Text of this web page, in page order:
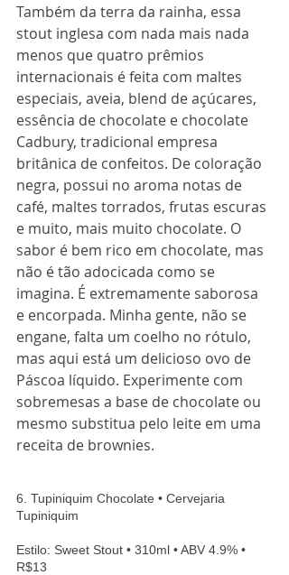
Também da terra da rainha, essa
stout inglesa com nada mais nada
menos que quatro prêmios
internacionais é feita com maltes
especiais, aveia, blend de açúcares,
essência de chocolate e chocolate
Cadbury, tradicional empresa
britânica de confeitos. De coloração
negra, possui no aroma notas de
café, maltes torrados, frutas escuras
e muito, mais muito chocolate. O
sabor é bem rico em chocolate, mas
não é tão adocicada como se
imagina. É extremamente saborosa
e encorpada. Minha gente, não se
engane, falta um coelho no rótulo,
mas aqui está um delicioso ovo de
Páscoa líquido. Experimente com
sobremesas a base de chocolate ou
mesmo substitua pelo leite em uma
receita de brownies.
6. Tupiniquim Chocolate • Cervejaria
Tupiniquim
Estilo: Sweet Stout • 310ml • ABV 4.9% •
R$13